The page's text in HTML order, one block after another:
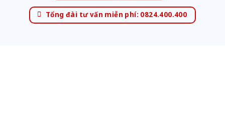
Tổng đài tư vấn miễn phí: 0824.400.400